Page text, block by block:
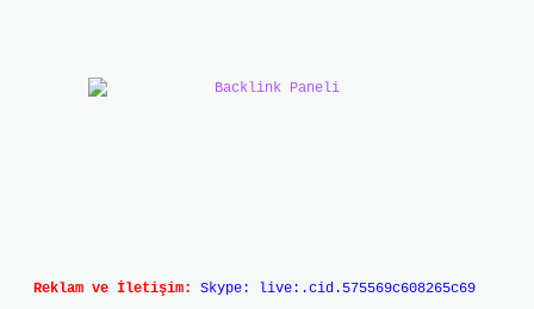
Reklam ve İletişim: Skype: live:.cid.575569c608265c69